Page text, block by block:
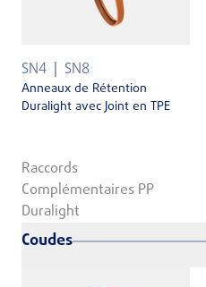
SN4 SN8
Anneaux de Rétention
Duralight avec Joint en TPE
Raccords
Complémentaires PP
Duralight
Coudes